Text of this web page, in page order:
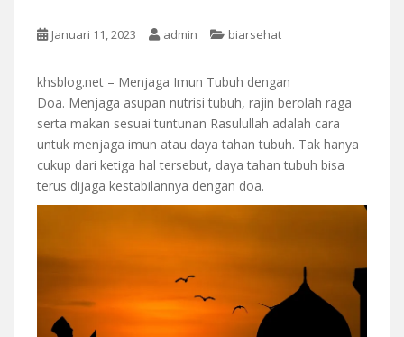
Januari 11, 2023 admin biarsehat
khsblog.net – Menjaga Imun Tubuh dengan
Doa. Menjaga asupan nutrisi tubuh, rajin berolah raga
serta makan sesuai tuntunan Rasulullah adalah cara
untuk menjaga imun atau daya tahan tubuh. Tak hanya
cukup dari ketiga hal tersebut, daya tahan tubuh bisa
terus dijaga kestabilannya dengan doa.